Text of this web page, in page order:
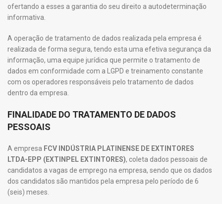
ofertando a esses a garantia do seu direito a autodeterminação
informativa.
A operação de tratamento de dados realizada pela empresa é
realizada de forma segura, tendo esta uma efetiva segurança da
informação, uma equipe jurídica que permite o tratamento de
dados em conformidade com a LGPD e treinamento constante
com os operadores responsáveis pelo tratamento de dados
dentro da empresa.
FINALIDADE DO TRATAMENTO DE DADOS
PESSOAIS
A empresa FCV INDÚSTRIA PLATINENSE DE EXTINTORES
LTDA-EPP (EXTINPEL EXTINTORES), coleta dados pessoais de
candidatos a vagas de emprego na empresa, sendo que os dados
dos candidatos são mantidos pela empresa pelo período de 6
(seis) meses.